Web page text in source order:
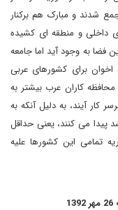
شدند و مبارک هم برکنار
داخلی و منطقه ای کشیده
به وجود آید اما جامعه
اخوان برای کشورهای عربی
کاران عرب بیشتر به
کار آیند، به دلیل آنکه به
می کنند، یعنی حداقل
تمامی این کشورها علیه